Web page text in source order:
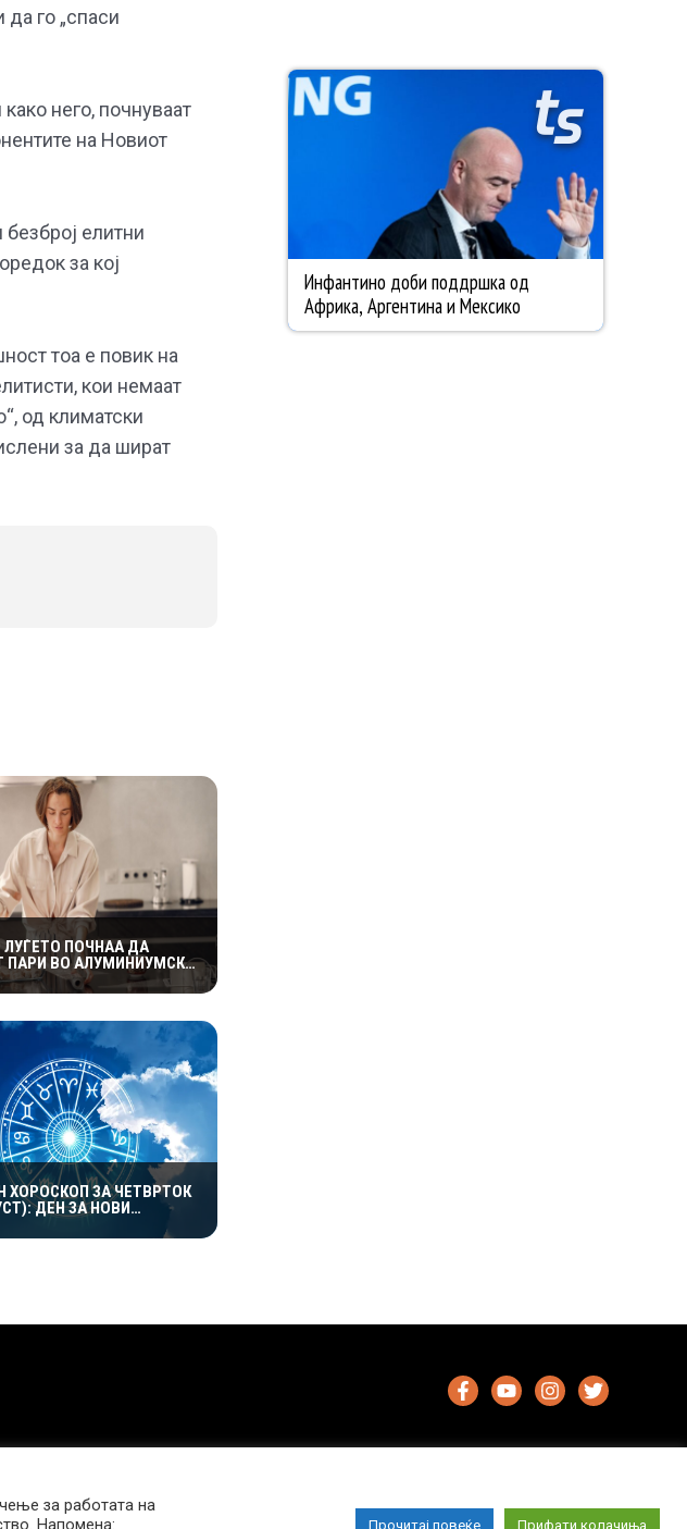
да го „спаси
него, почнуваат
на Новиот
елитни
за кој
тоа е повик на
кои немаат
од климатски
за да шират
ПОЧНАА ДА
ПАРИ ВО АЛУМИНИУМСКА
ЕКСПЕРТИТЕ
ДАЛИ ТРИКОТ
ХОРОСКОП ЗА ЧЕТВРТОК
ДЕН ЗА НОВИ
И ЕМОТИВНИ
за работата на
Напомена:
Прочитај повеќе Прифати колачиња